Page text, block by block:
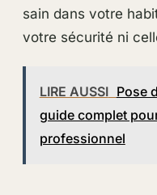
sain dans votre
votre sécurité ni
LIRE AUSSI Pose
guide complet
professionnel